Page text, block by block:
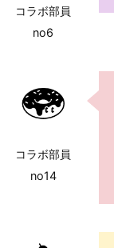
コラボ部員
no6
コラボ部員
no14